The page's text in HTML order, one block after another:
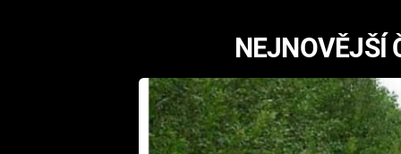
FUTURAMA
PREDÁTOR
NEJNOVĚJŠÍ